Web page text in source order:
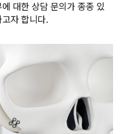
대한 상담 문의가 종종 있
자 합니다.